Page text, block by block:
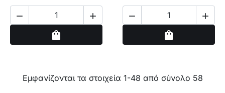
 
shopping_bag
 
shopping_bag
Εμφανίζονται τα στοιχεία 1-48 από σύνολο 58